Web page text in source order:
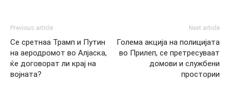
Previous article
Се сретнаа Трамп и Путин
на аеродромот во Алјаска,
ќе договорат ли крај на
војната?
Next article
Голема акција на полицијата
во Прилеп, се претресуваат
домови и службени
простории